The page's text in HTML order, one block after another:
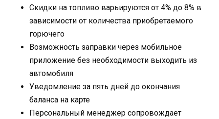
Скидки на топливо варьируются от 4% до 8% в
зависимости от количества приобретаемого
горючего
Возможность заправки через мобильное
приложение без необходимости выходить из
автомобиля
Уведомление за пять дней до окончания
баланса на карте
Персональный менеджер сопровождает